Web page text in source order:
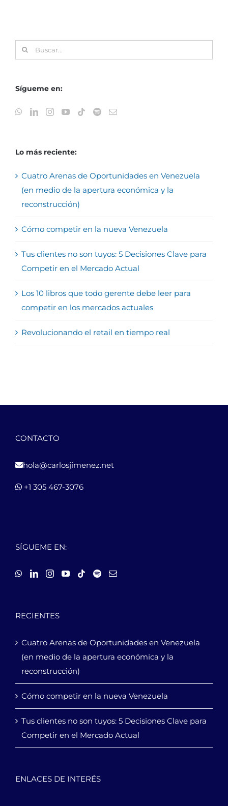
Buscar:
Sígueme en:
Lo más reciente:
Cuatro Arenas de Oportunidades en Venezuela
(en medio de la apertura económica y la
reconstrucción)
Cómo competir en la nueva Venezuela
Tus clientes no son tuyos: 5 Decisiones Clave para
Competir en el Mercado Actual
Los 10 libros que todo gerente debe leer para
competir en los mercados actuales
Revolucionando el retail en tiempo real
CONTACTO
hola@carlosjimenez.net
+1 305 467-3076
SÍGUEME EN:
RECIENTES
Cuatro Arenas de Oportunidades en Venezuela
(en medio de la apertura económica y la
reconstrucción)
Cómo competir en la nueva Venezuela
Tus clientes no son tuyos: 5 Decisiones Clave para
Competir en el Mercado Actual
ENLACES DE INTERÉS